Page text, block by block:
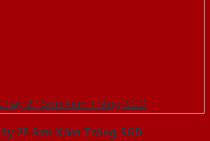
2P Sơn Xám Trắng-SGD